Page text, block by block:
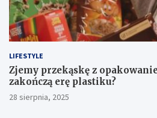
LIFESTYLE
Zjemy przekąskę z
zakończą erę plastiku?
28 sierpnia, 2025